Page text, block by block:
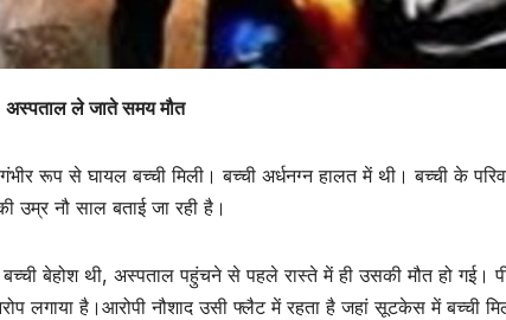
अस्पताल ले जाते समय मौत
रूप से घायल बच्ची मिली। बच्ची अर्धनग्न हालत में थी। बच्ची के
उम्र नौ साल बताई जा रही है।
बेहोश थी, अस्पताल पहुंचने से पहले रास्ते में ही उसकी मौत हो गई।
लगाया है।आरोपी नौशाद उसी फ्लैट में रहता है जहां सूटकेस में बच्ची